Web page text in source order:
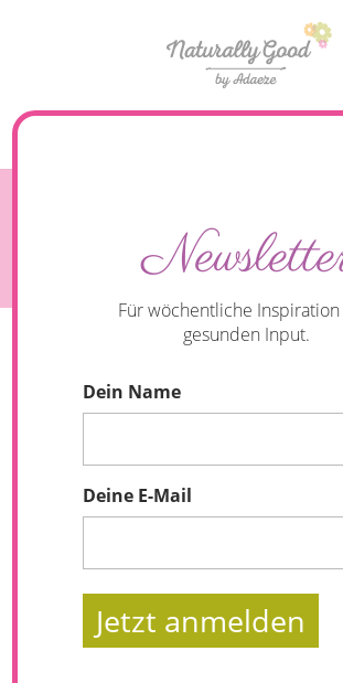
fühlst dich leichter und klarer.
Für wöchentliche
gesunden Input.
Dein Name
Deine E-Mail
Jetzt anmelden